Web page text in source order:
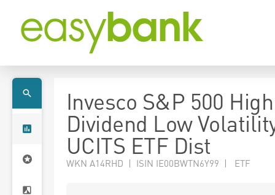
Invesco S&P 500 High
Dividend Low
UCITS ETF Dist
WKN A14RHD | ISIN IE00BWTN6Y99 | ETF